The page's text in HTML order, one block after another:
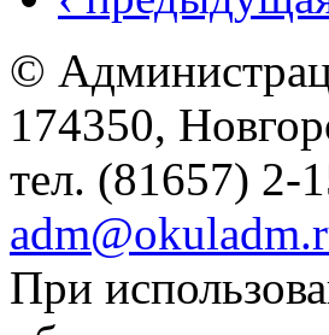
©
174350,
тел. (81657) 2-
При